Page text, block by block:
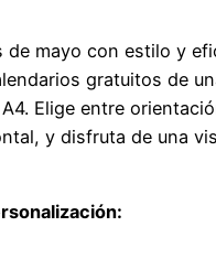
de mayo con estilo y
gratuitos de
Elige entre
y disfruta de una